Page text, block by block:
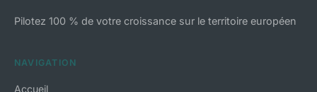
Pilotez 100 % de votre croissance sur le territoire européen
NAVIGATION
Accueil